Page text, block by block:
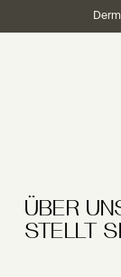
ÜBER
STELLT